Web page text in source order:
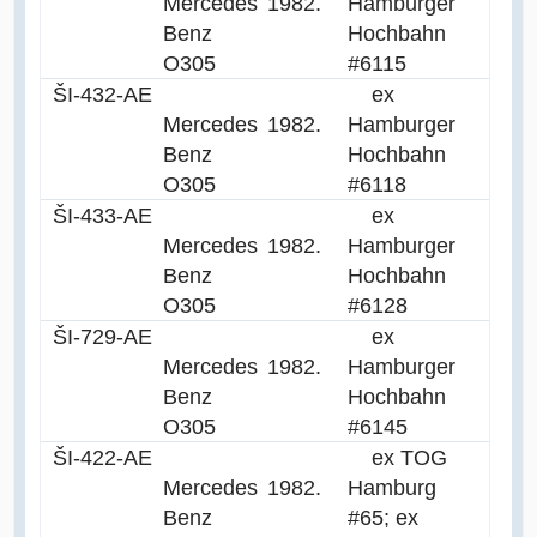
Benz
O305
Hochbahn
#6115
ŠI-432-AE
Mercedes
Benz
O305
1982.
ex
Hamburger
Hochbahn
#6118
ŠI-433-AE
Mercedes
Benz
O305
1982.
ex
Hamburger
Hochbahn
#6128
ŠI-729-AE
Mercedes
Benz
O305
1982.
ex
Hamburger
Hochbahn
#6145
ŠI-422-AE
Mercedes
Benz
1982.
ex TOG
Hamburg
#65; ex